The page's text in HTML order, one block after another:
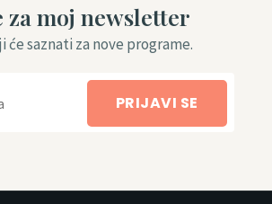
za moj newsletter
saznati za nove programe.